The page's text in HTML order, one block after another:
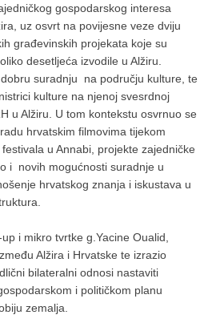
gospodarskog interesa
uz osvrt na povijesne veze dviju
građevinskih projekata koje su
desetljeća izvodile u Alžiru.
suradnju na području kulture, te
kulture na njenoj svesrdnoj
u Alžiru. U tom kontekstu osvrnuo se
hrvatskim filmovima tijekom
u Annabi, projekte zajedničke
i novih mogućnosti suradnje u
hrvatskog znanja i iskustava u
i mikro tvrtke g.Yacine Oualid,
Alžira i Hrvatske te izrazio
bilateralni odnosi nastaviti
i političkom planu
zemalja.